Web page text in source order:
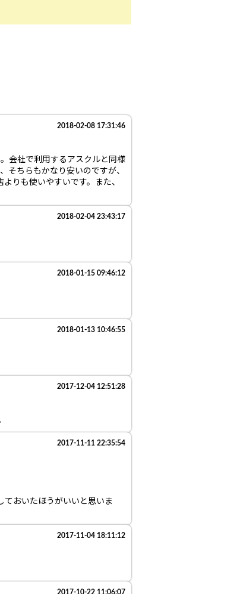
2018-02-08 17:31:46
会社で利用するアスクルと同様
そちらもかなり安いのですが、
りも使いやすいです。また、
2018-02-04 23:43:17
2018-01-15 09:46:12
2018-01-13 10:46:55
2017-12-04 12:51:28
2017-11-11 22:35:54
ておいたほうがいいと思いま
2017-11-04 18:11:12
2017-10-22 11:06:07